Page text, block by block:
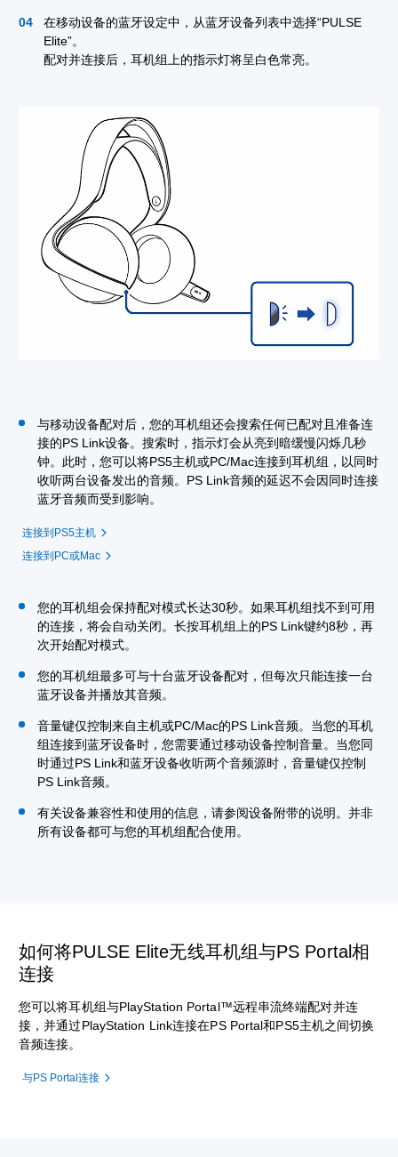
在移动设备的蓝牙设定中，从蓝牙设备列表中选择“PULSE
Elite”。
配对并连接后，耳机组上的指示灯将呈白色常亮。
与移动设备配对后，您的耳机组还会搜索任何已配对且准备连
接的PS Link设备。搜索时，指示灯会从亮到暗缓慢闪烁几秒
钟。此时，您可以将PS5主机或PC/Mac连接到耳机组，以同时
收听两台设备发出的音频。PS Link音频的延迟不会因同时连接
蓝牙音频而受到影响。
连接到PS5主机
连接到PC或Mac
您的耳机组会保持配对模式长达30秒。如果耳机组找不到可用
的连接，将会自动关闭。长按耳机组上的PS Link键约8秒，再
次开始配对模式。
您的耳机组最多可与十台蓝牙设备配对，但每次只能连接一台
蓝牙设备并播放其音频。
音量键仅控制来自主机或PC/Mac的PS Link音频。当您的耳机
组连接到蓝牙设备时，您需要通过移动设备控制音量。当您同
时通过PS Link和蓝牙设备收听两个音频源时，音量键仅控制
PS Link音频。
有关设备兼容性和使用的信息，请参阅设备附带的说明。并非
所有设备都可与您的耳机组配合使用。
如何将PULSE Elite无线耳机组与PS Portal相
连接
您可以将耳机组与PlayStation Portal™远程串流终端配对并连
接，并通过PlayStation Link连接在PS Portal和PS5主机之间切换
音频连接。
与PS Portal连接